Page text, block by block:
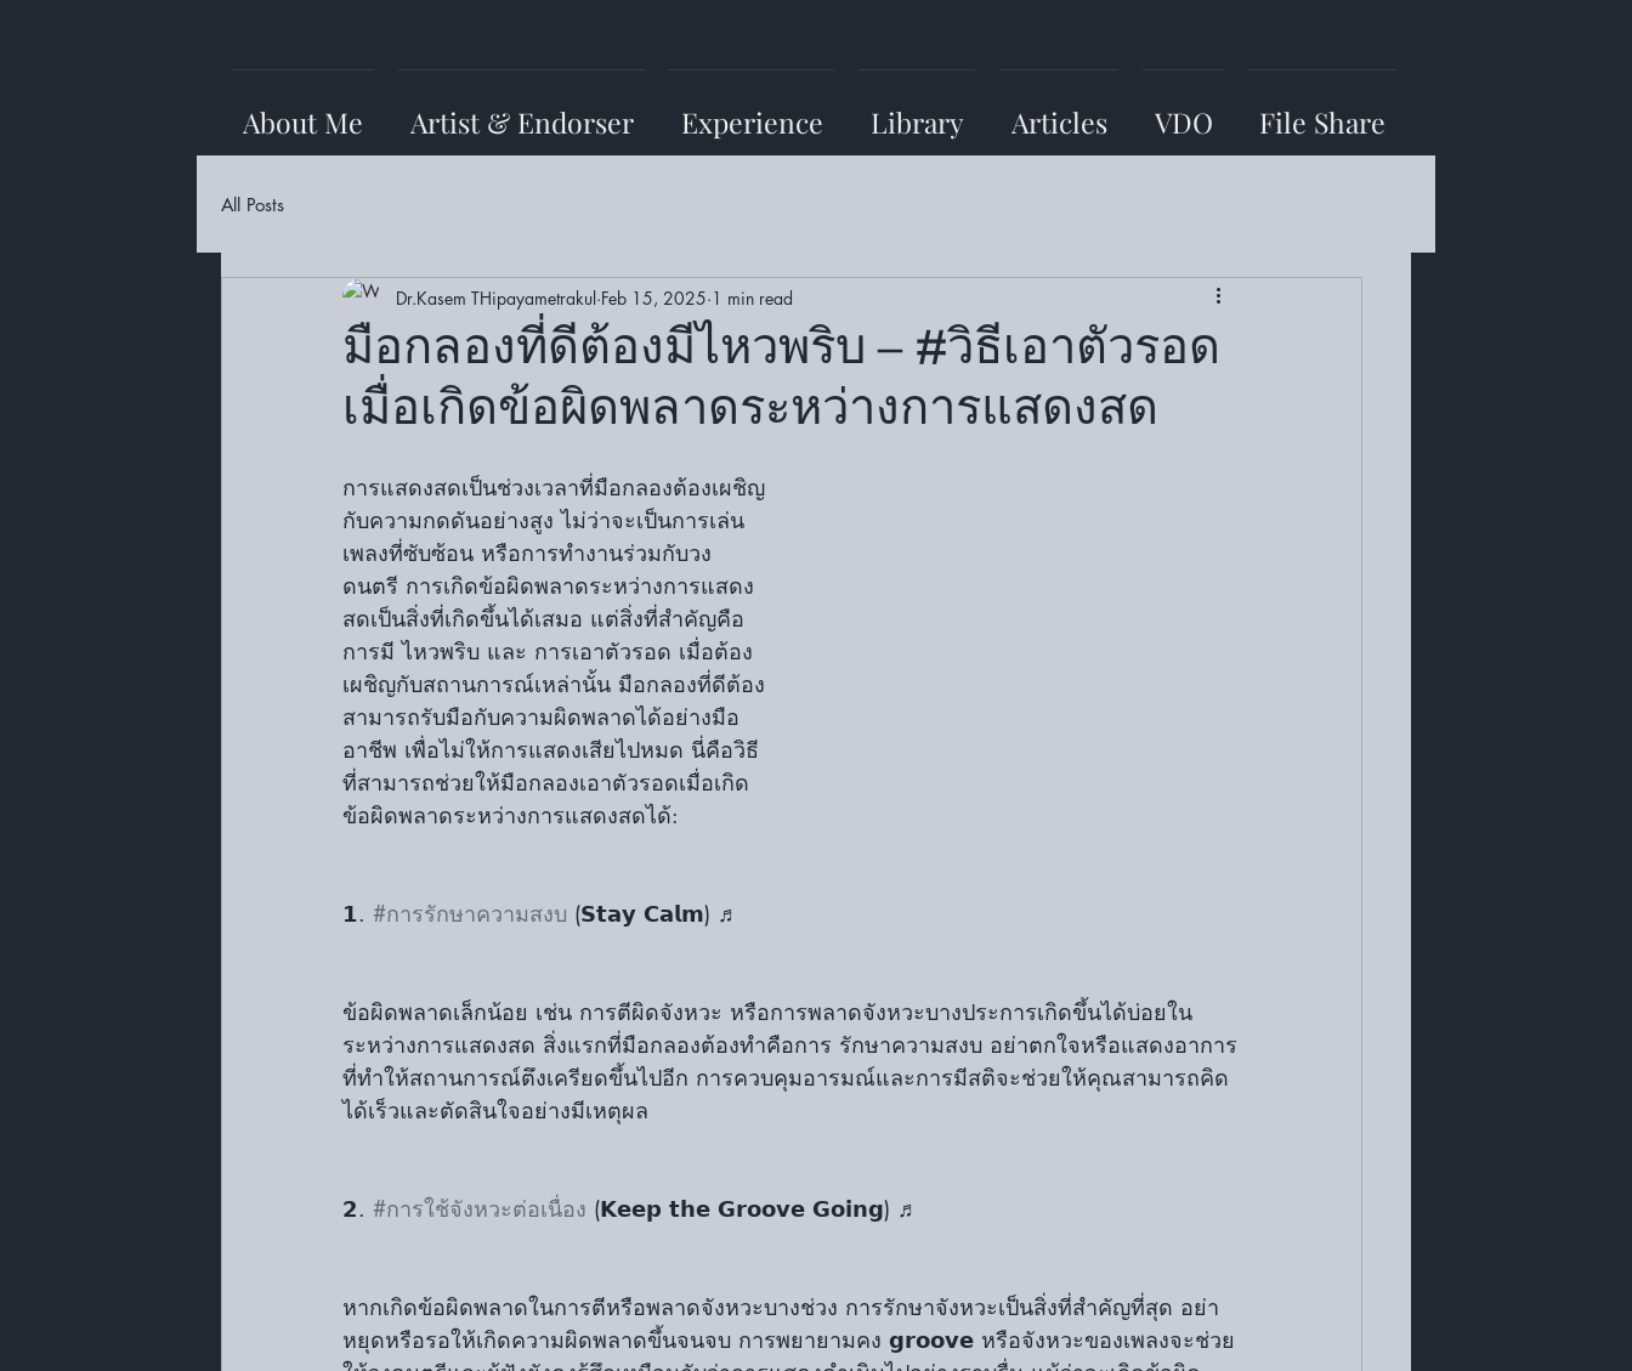
About Me Artist & Endorser Experience Library Articles VDO File Share
All Posts
มือกลองที่ดีต้องมีไหวพริบ – #วิธีเอาตัวรอด
เมื่อเกิดข้อผิดพลาดระหว่างการแสดงสด
Dr.Kasem THipayametrakul Feb 15, 2025 1 min read
การแสดงสดเป็นช่วงเวลาที่มือกลองต้องเผชิญ
กับความกดดันอย่างสูง ไม่ว่าจะเป็นการเล่น
เพลงที่ซับซ้อน หรือการทำงานร่วมกับวง
ดนตรี การเกิดข้อผิดพลาดระหว่างการแสดง
สดเป็นสิ่งที่เกิดขึ้นได้เสมอ แต่สิ่งที่สำคัญคือ
การมี ไหวพริบ และ การเอาตัวรอด เมื่อต้อง
เผชิญกับสถานการณ์เหล่านั้น มือกลองที่ดีต้อง
สามารถรับมือกับความผิดพลาดได้อย่างมือ
อาชีพ เพื่อไม่ให้การแสดงเสียไปหมด นี่คือวิธี
ที่สามารถช่วยให้มือกลองเอาตัวรอดเมื่อเกิด
ข้อผิดพลาดระหว่างการแสดงสดได้:
𝟭. #การรักษาความสงบ (𝗦𝘁𝗮𝘆 𝗖𝗮𝗹𝗺) ♬
ข้อผิดพลาดเล็กน้อย เช่น การตีผิดจังหวะ หรือการพลาดจังหวะบางประการเกิดขึ้นได้บ่อยใน
ระหว่างการแสดงสด สิ่งแรกที่มือกลองต้องทำคือการ รักษาความสงบ อย่าตกใจหรือแสดงอาการ
ที่ทำให้สถานการณ์ตึงเครียดขึ้นไปอีก การควบคุมอารมณ์และการมีสติจะช่วยให้คุณสามารถคิด
ได้เร็วและตัดสินใจอย่างมีเหตุผล
𝟮. #การใช้จังหวะต่อเนื่อง (𝗞𝗲𝗲𝗽 𝘁𝗵𝗲 𝗚𝗿𝗼𝗼𝘃𝗲 𝗚𝗼𝗶𝗻𝗴) ♬
หากเกิดข้อผิดพลาดในการตีหรือพลาดจังหวะบางช่วง การรักษาจังหวะเป็นสิ่งที่สำคัญที่สุด อย่า
หยุดหรือรอให้เกิดความผิดพลาดขึ้นจนจบ การพยายามคง 𝗴𝗿𝗼𝗼𝘃𝗲 หรือจังหวะของเพลงจะช่วย